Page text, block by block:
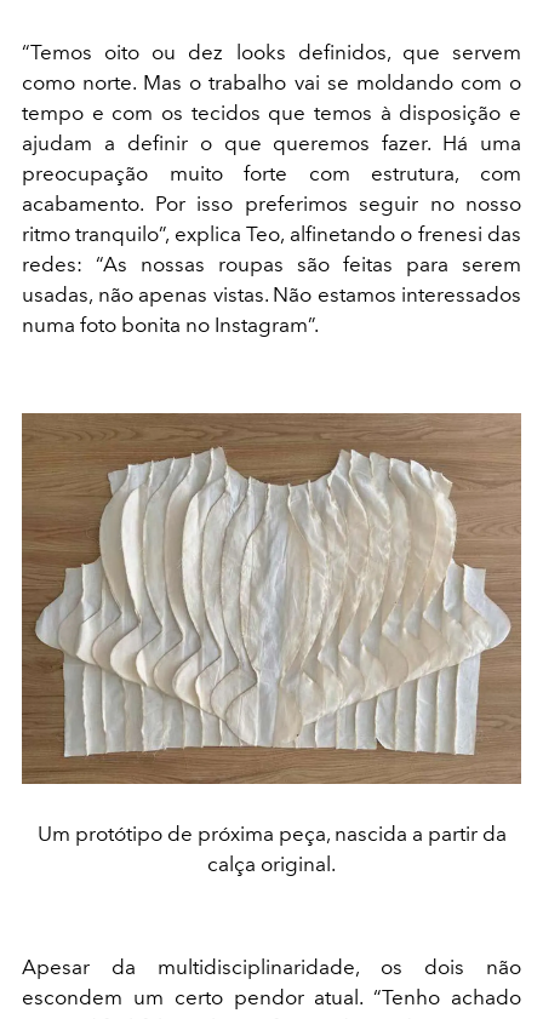
“Temos oito ou dez looks definidos, que servem
como norte. Mas o trabalho vai se moldando com o
tempo e com os tecidos que temos à disposição e
ajudam a definir o que queremos fazer. Há uma
preocupação muito forte com estrutura, com
acabamento. Por isso preferimos seguir no nosso
ritmo tranquilo”, explica Teo, alfinetando o frenesi das
redes: “As nossas roupas são feitas para serem
usadas, não apenas vistas. Não estamos interessados
numa foto bonita no Instagram”.
Um protótipo de próxima peça, nascida a partir da
calça original.
Apesar da multidisciplinaridade, os dois não
escondem um certo pendor atual. “Tenho achado